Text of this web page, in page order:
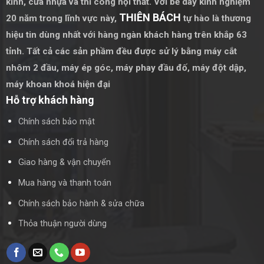
Trần gương và tường gương là một lựa chọn lý tưởng cho
những ai muốn nâng cấp không gian nội thất của mình trở
nên hiện đại và tiện nghi. Với những ưu điểm vượt trội về
chất lượng và thẩm mỹ, trần gương và tường gương chắc
chắn sẽ là giải pháp hoàn hảo cho mọi ngôi nhà.
20 năm trong lĩnh vực này, THIÊN BÁCH tự hào là thương
hiệu tin dùng nhất với hàng ngàn khách hàng trên khắp 63
tỉnh. Tất cả các sản phầm đều được sử lý bằng máy cắt
nhôm 2 đầu, máy ép góc, máy phay đầu đố, máy đột dập,
máy khoan khoá hiện đại
Hỗ trợ khách hàng
Chính sách bảo mật
Chính sách đổi trả hàng
Giao hàng & vận chuyển
Mua hàng và thanh toán
Chính sách bảo hành & sửa chữa
Thỏa thuận người dùng